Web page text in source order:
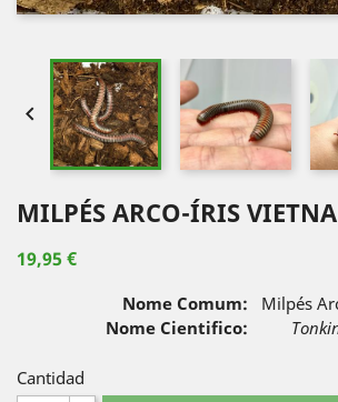

MILPÉS ARCO-ÍRIS
19,95 €
Nome Comum:
Milpés
Nome Cientifico:
Cantidad